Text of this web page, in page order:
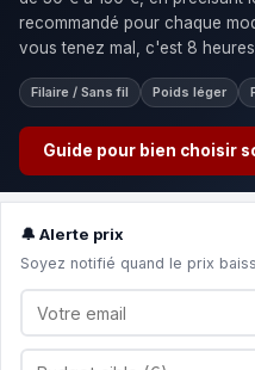
recommandé pour chaque
vous tenez mal, c'est 8
Filaire / Sans fil Poids léger
Guide pour bien choisir
🔔 Alerte prix
Soyez notifié quand le prix